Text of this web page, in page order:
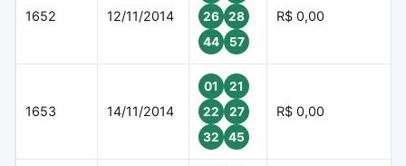
1652 12/11/2014
26
28
44
57
R$ 0,00
1653 14/11/2014
01
21
22
27
32
45
R$ 0,00